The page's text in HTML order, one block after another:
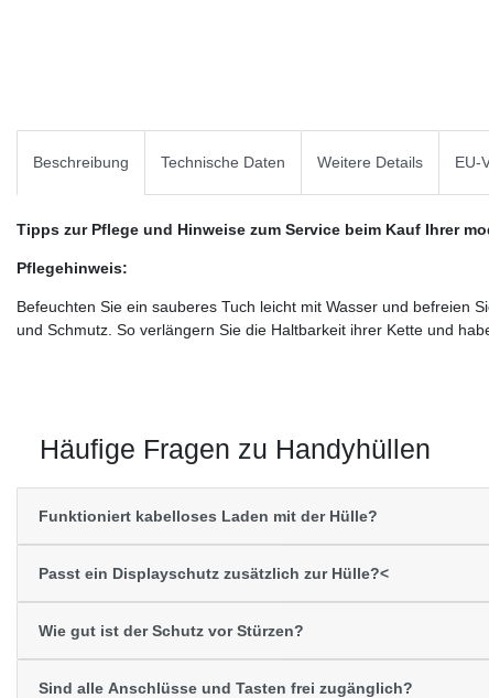
Beschreibung Technische Daten Weitere Details EU-
Tipps zur Pflege und Hinweise zum Service beim Kauf Ihrer
Pflegehinweis:
Befeuchten Sie ein sauberes Tuch leicht mit Wasser und befreien
und Schmutz. So verlängern Sie die Haltbarkeit ihrer Kette und
Häufige Fragen zu Handyhüllen
Funktioniert kabelloses Laden mit der Hülle?
Passt ein Displayschutz zusätzlich zur Hülle?<
Wie gut ist der Schutz vor Stürzen?
Sind alle Anschlüsse und Tasten frei zugänglich?